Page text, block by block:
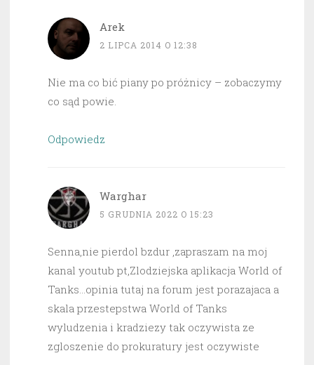
Arek
2 LIPCA 2014 O 12:38
Nie ma co bić piany po próżnicy – zobaczymy
co sąd powie.
Odpowiedz
Warghar
5 GRUDNIA 2022 O 15:23
Senna,nie pierdol bzdur ,zapraszam na moj
kanal youtub pt,Zlodziejska aplikacja World of
Tanks…opinia tutaj na forum jest porazajaca a
skala przestepstwa World of Tanks
wyludzenia i kradziezy tak oczywista ze
zgloszenie do prokuratury jest oczywiste